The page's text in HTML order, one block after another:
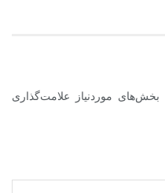
بخش‌های موردنیاز علامت‌گذاری